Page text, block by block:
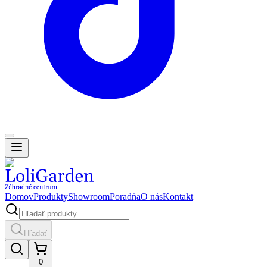
DomovProduktyShowroomPoradňaO násKontakt
Hľadať
0